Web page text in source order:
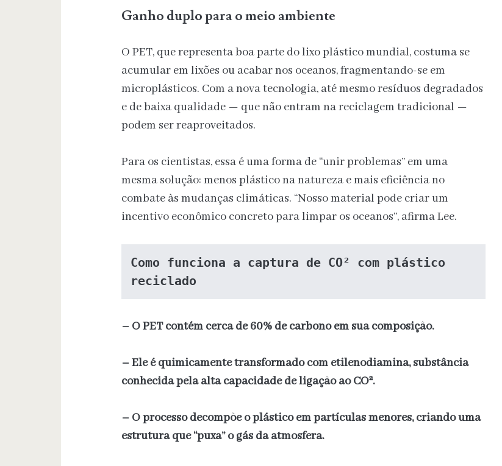
Ganho duplo para o meio ambiente
O PET, que representa boa parte do lixo plástico mundial, costuma se
acumular em lixões ou acabar nos oceanos, fragmentando-se em
microplásticos. Com a nova tecnologia, até mesmo resíduos degradados
e de baixa qualidade — que não entram na reciclagem tradicional —
podem ser reaproveitados.
Para os cientistas, essa é uma forma de “unir problemas” em uma
mesma solução: menos plástico na natureza e mais eficiência no
combate às mudanças climáticas. “Nosso material pode criar um
incentivo econômico concreto para limpar os oceanos”, afirma Lee.
Como funciona a captura de CO² com plástico
reciclado
– O PET contém cerca de 60% de carbono em sua composição.
– Ele é quimicamente transformado com etilenodiamina, substância
conhecida pela alta capacidade de ligação ao CO².
– O processo decompõe o plástico em partículas menores, criando uma
estrutura que “puxa” o gás da atmosfera.